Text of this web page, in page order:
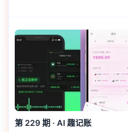
第 229 期 · AI 趣记账